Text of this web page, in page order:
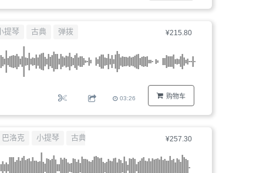
¥215.80
购物车
提琴 古典 弹拨
03:26
¥257.30
巴洛克 小提琴 古典